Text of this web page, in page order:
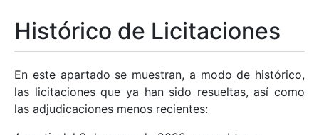
Mostrar/Ocultar
Mostrar/Ocultar
Histórico de Licitaciones
En este apartado se muestran, a modo de histórico,
las licitaciones que ya han sido resueltas, así como
las adjudicaciones menos recientes: